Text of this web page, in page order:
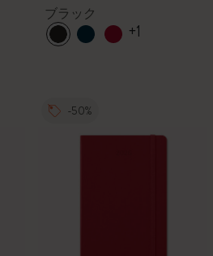
ブラック
+1
-50%